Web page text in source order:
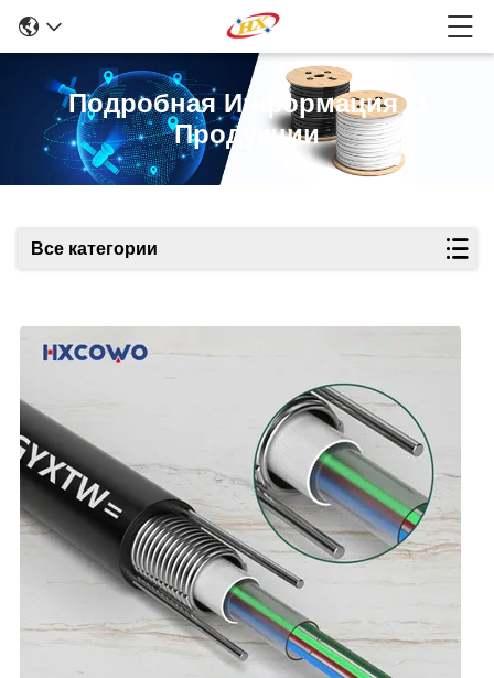
Подробная Информация О
Продукции
Все категории